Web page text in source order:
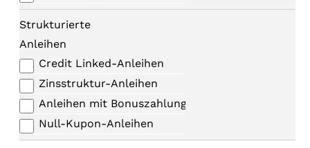
Strukturierte
Anleihen
Credit Linked-Anleihen
Zinsstruktur-Anleihen
Anleihen mit Bonuszahlungen
Null-Kupon-Anleihen